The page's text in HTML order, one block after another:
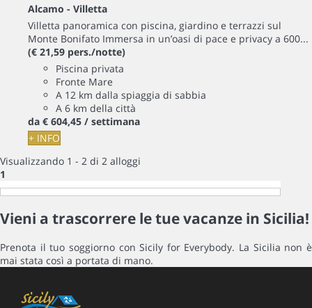
Alcamo - Villetta
Villetta panoramica con piscina, giardino e terrazzi sul
Monte Bonifato Immersa in un’oasi di pace e privacy a 600...
(€ 21,59 pers./notte)
Piscina privata
Fronte Mare
A 12 km dalla spiaggia di sabbia
A 6 km della città
da € 604,45 / settimana
+ INFO
Visualizzando 1 - 2 di 2 alloggi
1
Vieni a trascorrere le tue vacanze in Sicilia!
Prenota il tuo soggiorno con Sicily for Everybody. La Sicilia non è
mai stata così a portata di mano.